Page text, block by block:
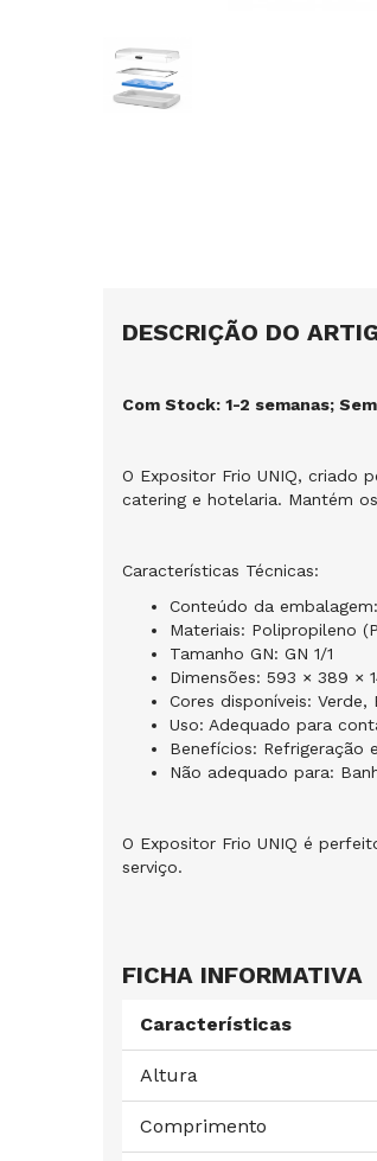
DESCRIÇÃO DO
Com Stock: 1-2 semanas;
O Expositor Frio UNIQ, criado
catering e hotelaria. Mantém
Características Técnicas:
Conteúdo da
Materiais: Polipropileno
Tamanho GN: GN 1/1
Dimensões: 593 × 389 ×
Cores disponíveis:
Uso: Adequado para
Benefícios: Refrigeração
Não adequado para:
O Expositor Frio UNIQ é
serviço.
FICHA INFORMATIVA
Características
Altura
Comprimento